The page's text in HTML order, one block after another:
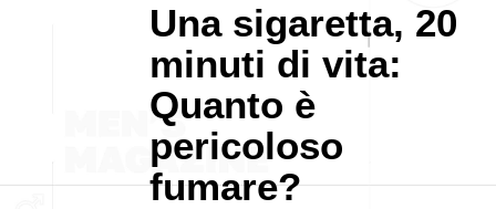
Una sigaretta, 20
minuti di vita:
Quanto è
pericoloso
fumare?